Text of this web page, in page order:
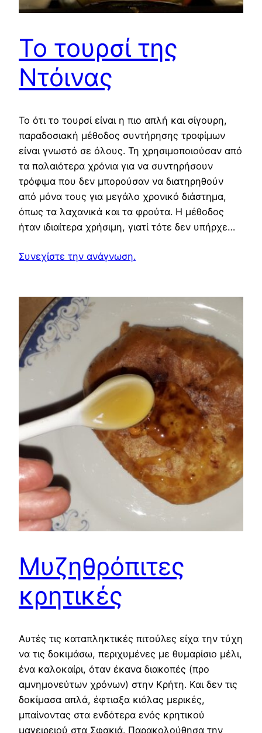
Το τουρσί της
Ντόινας
Το ότι το τουρσί είναι η πιο απλή και σίγουρη,
παραδοσιακή μέθοδος συντήρησης τροφίμων
είναι γνωστό σε όλους. Τη χρησιμοποιούσαν από
τα παλαιότερα χρόνια για να συντηρήσουν
τρόφιμα που δεν μπορούσαν να διατηρηθούν
από μόνα τους για μεγάλο χρονικό διάστημα,
όπως τα λαχανικά και τα φρούτα. Η μέθοδος
ήταν ιδιαίτερα χρήσιμη, γιατί τότε δεν υπήρχε…
Συνεχίστε την ανάγνωση.
Μυζηθρόπιτες
κρητικές
Αυτές τις καταπληκτικές πιτούλες είχα την τύχη
να τις δοκιμάσω, περιχυμένες με θυμαρίσιο μέλι,
ένα καλοκαίρι, όταν έκανα διακοπές (προ
αμνημονεύτων χρόνων) στην Κρήτη. Και δεν τις
δοκίμασα απλά, έφτιαξα κιόλας μερικές,
μπαίνοντας στα ενδότερα ενός κρητικού
μαγειρειού στα Σφακιά. Παρακολούθησα την